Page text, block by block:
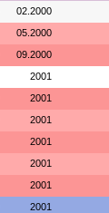
02.2000
05.2000
09.2000
2001
2001
2001
2001
2001
2001
2001